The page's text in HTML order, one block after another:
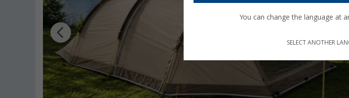
You can change the language at
SELECT ANOTHER